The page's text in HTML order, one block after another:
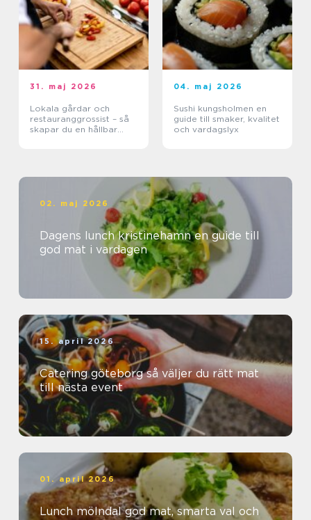
31. maj 2026
Lokala gårdar och
restauranggrossist – så
skapar du en hållbar
04. maj 2026
Sushi kungsholmen en
guide till smaker, kvalitet
och vardagslyx
02. maj 2026
Dagens lunch kristinehamn en guide till
god mat i vardagen
15. april 2026
Catering göteborg så väljer du rätt mat
till nästa event
01. april 2026
Lunch mölndal god mat, smarta val och